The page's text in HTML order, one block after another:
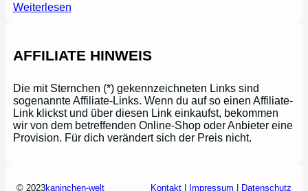
Weiterlesen
AFFILIATE HINWEIS
Die mit Sternchen (*) gekennzeichneten Links sind
sogenannte Affiliate-Links. Wenn du auf so einen Affiliate-
Link klickst und über diesen Link einkaufst, bekommen
wir von dem betreffenden Online-Shop oder Anbieter eine
Provision. Für dich verändert sich der Preis nicht.
© 2023kaninchen-welt Kontakt | Impressum | Datenschutz